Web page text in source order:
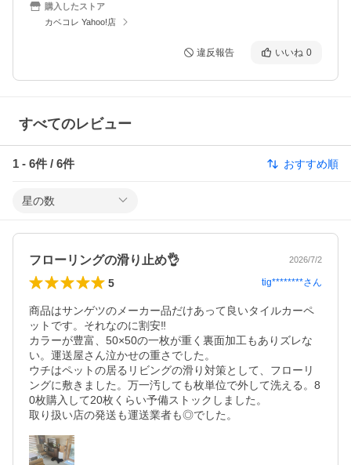
購入したストア
カベコレ Yahoo!店
違反報告 いいね 0
すべてのレビュー
1 - 6件 / 6件 おすすめ順
星の数
フローリングの滑り止め👌 2026/7/2
5 tig********さん
商品はサンゲツのメーカー品だけあって良いタイルカーペ
ットです。それなのに割安‼️
カラーが豊富、50×50の一枚が重く裏面加工もありズレな
い。運送屋さん泣かせの重さでした。
ウチはペットの居るリビングの滑り対策として、フローリ
ングに敷きました。万一汚しても枚単位で外して洗える。8
0枚購入して20枚くらい予備ストックしました。
取り扱い店の発送も運送業者も◎でした。